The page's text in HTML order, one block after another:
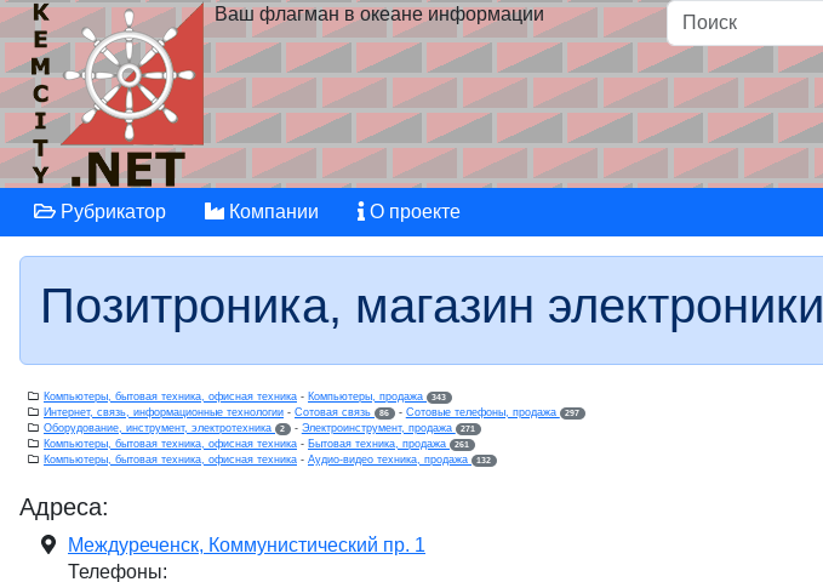
Ваш флагман в океане информации
Рубрикатор Компании О проекте
Позитроника, магазин электроники
Компьютеры, бытовая техника, офисная техника - Компьютеры, продажа 343
Интернет, связь, информационные технологии - Сотовая связь 86 - Сотовые телефоны, продажа 297
Оборудование, инструмент, электротехника 2 - Электроинструмент, продажа 271
Компьютеры, бытовая техника, офисная техника - Бытовая техника, продажа 261
Компьютеры, бытовая техника, офисная техника - Аудио-видео техника, продажа 132
Адреса:
Междуреченск, Коммунистический пр. 1
Телефоны: